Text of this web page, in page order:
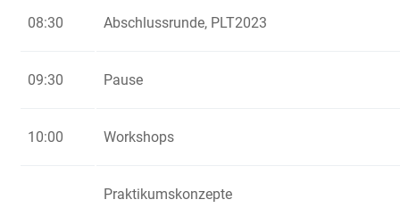
08:30 Abschlussrunde, PLT2023
09:30 Pause
10:00 Workshops
Praktikumskonzepte